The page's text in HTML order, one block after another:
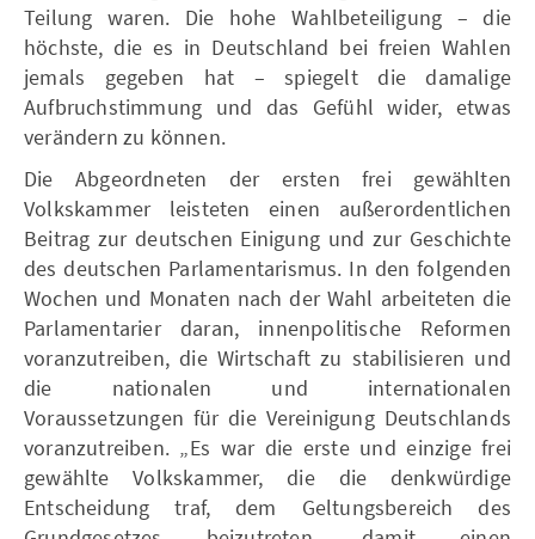
Teilung waren. Die hohe Wahlbeteiligung – die
höchste, die es in Deutschland bei freien Wahlen
jemals gegeben hat – spiegelt die damalige
Aufbruchstimmung und das Gefühl wider, etwas
verändern zu können.
Die Abgeordneten der ersten frei gewählten
Volkskammer leisteten einen außerordentlichen
Beitrag zur deutschen Einigung und zur Geschichte
des deutschen Parlamentarismus. In den folgenden
Wochen und Monaten nach der Wahl arbeiteten die
Parlamentarier daran, innenpolitische Reformen
voranzutreiben, die Wirtschaft zu stabilisieren und
die nationalen und internationalen
Voraussetzungen für die Vereinigung Deutschlands
voranzutreiben. „Es war die erste und einzige frei
gewählte Volkskammer, die die denkwürdige
Entscheidung traf, dem Geltungsbereich des